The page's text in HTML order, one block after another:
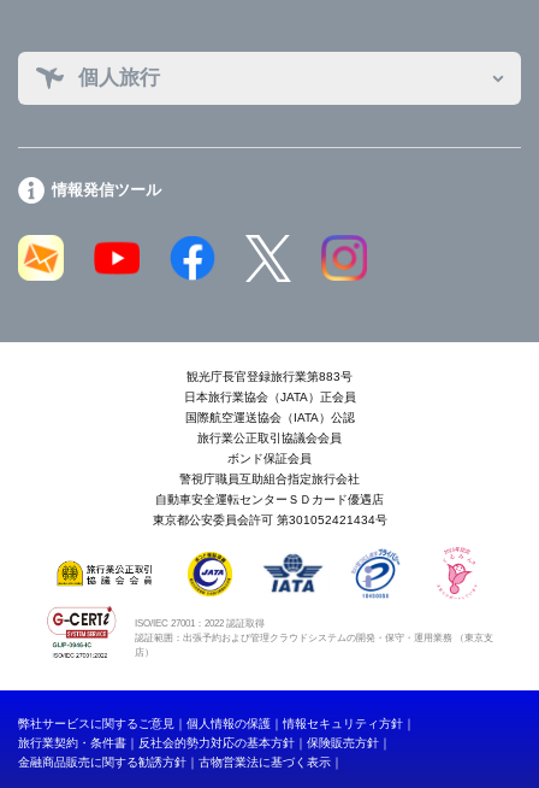
個人旅行
情報発信ツール
観光庁長官登録旅行業第883号
日本旅行業協会（JATA）正会員
国際航空運送協会（IATA）公認
旅行業公正取引協議会会員
ボンド保証会員
警視庁職員互助組合指定旅行会社
自動車安全運転センターＳＤカード優遇店
東京都公安委員会許可 第301052421434号
ISO/IEC 27001：2022 認証取得
認証範囲：出張予約および管理クラウドシステムの開発・保守・運用業務 （東京支
店）
弊社サービスに関するご意見 個人情報の保護
情報セキュリティ方針
旅行業契約・条件書
反社会的勢力対応の基本方針
保険販売方針
金融商品販売に関する勧誘方針
古物営業法に基づく表示